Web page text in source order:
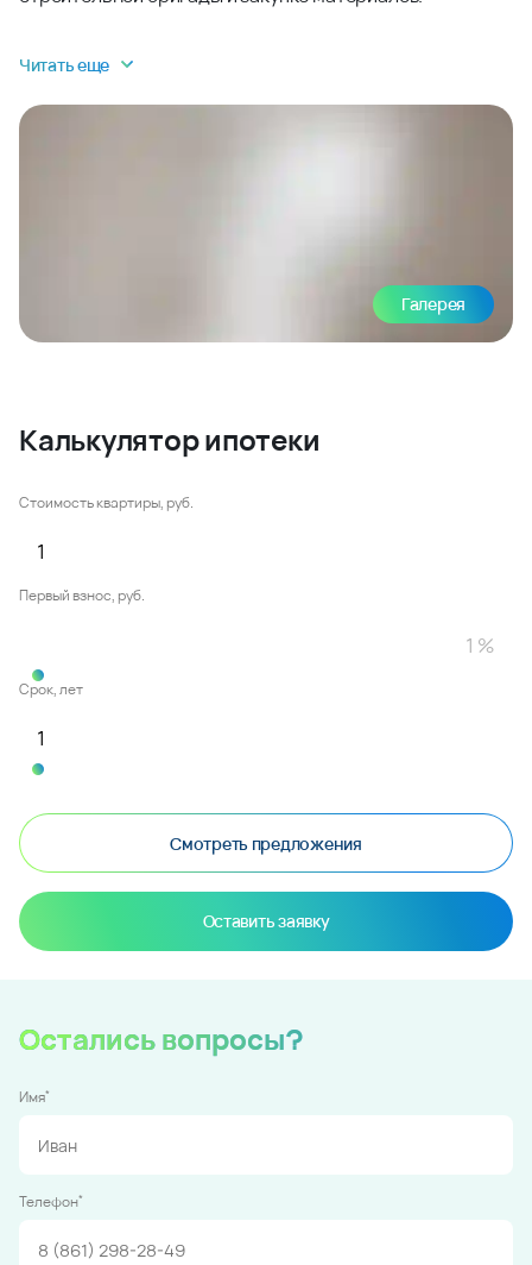
Читать еще
Галерея
Калькулятор ипотеки
Стоимость квартиры, руб.
Первый взнос, руб.
Срок, лет
Смотреть предложения
Оставить заявку
Остались вопросы?
Имя*
Телефон*